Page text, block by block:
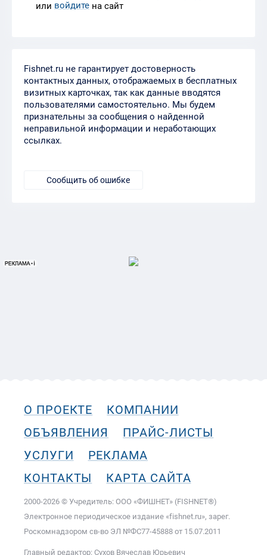
или войдите на сайт
Fishnet.ru не гарантирует достоверность
контактных данных, отображаемых в бесплатных
визитных карточках, так как данные вводятся
пользователями самостоятельно. Мы будем
признательны за сообщения о найденной
неправильной информации и неработающих
ссылках.
Сообщить об ошибке
О ПРОЕКТЕ
КОМПАНИИ
ОБЪЯВЛЕНИЯ
ПРАЙС-ЛИСТЫ
УСЛУГИ
РЕКЛАМА
КОНТАКТЫ
КАРТА САЙТА
2000-2026 © Учредитель: ООО «ФИШНЕТ» (FISHNET®)
Электронное периодическое издание «fishnet.ru», зарег.
Роскомнадзором cв-во ЭЛ №ФС77-45888 от 15.07.2011
Главный редактор: Сухов Вячеслав Юрьевич